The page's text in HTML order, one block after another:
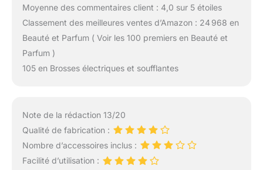
Moyenne des commentaires client : 4,0 sur 5 étoiles
Classement des meilleures ventes d’Amazon : 24 968 en
Beauté et Parfum ( Voir les 100 premiers en Beauté et
Parfum )
105 en Brosses électriques et soufflantes
Note de la rédaction 13/20
Qualité de fabrication :
Nombre d’accessoires inclus :
Facilité d’utilisation :